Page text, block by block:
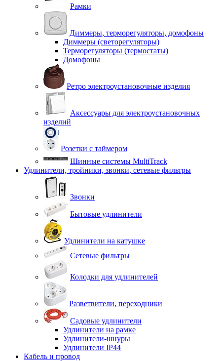
Рамки
Диммеры, терморегуляторы, домофоны
Диммеры (светорегуляторы)
Терморегуляторы (термостаты)
Домофоны
Ретро электроустановочные изделия
Аксессуары для электроустановочных
изделий
Розетки с таймером
Шинные системы MultiTrack
Удлинители, тройники, звонки, сетевые фильтры
Звонки
Бытовые удлинители
Удлинители на катушке
Сетевые фильтры
Колодки для удлинителей
Разветвители, переходники
Садовые удлинители
Удлинители на рамке
Удлинители-шнуры
Удлинители IP44
Кабель и провод